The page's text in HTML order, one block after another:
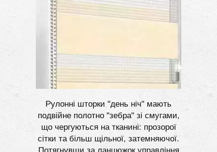
Рулонні шторки "день ніч" мають
подвійне полотно "зебра" зі смугами,
що чергуються на тканині: прозорої
сітки та більш щільної, затемняючої.